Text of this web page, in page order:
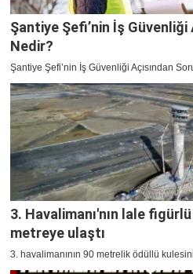
Şantiye Şefi’nin İş Güvenliği
Nedir?
Şantiye Şefi’nin İş Güvenliği Açısından
3. Havalimanı'nın lale
metreye ulaştı
3. havalimanının 90 metrelik ödüllü